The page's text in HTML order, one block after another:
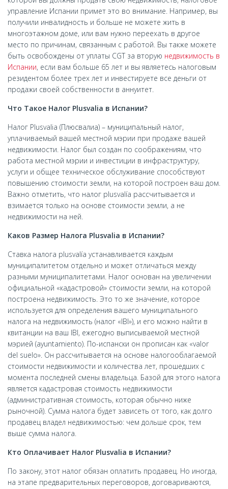
управление Испании примет это во внимание. Например, вы
получили инвалидность и больше не можете жить в
многоэтажном доме, или вам нужно переехать в другое
место по причинам, связанным с работой. Вы также можете
быть освобождены от уплаты CGT за вторую недвижимость в
Испании, если вам больше 65 лет и вы являетесь налоговым
резидентом более трех лет и инвестируете все деньги от
продажи своей собственности в аннуитет.
Что Такое Налог Plusvalia в Испании?
Налог Plusvalia (Плюсвалиа) – муниципальный налог,
уплачиваемый вашей местной мэрии при продаже вашей
недвижимости. Налог был создан по соображениям, что
работа местной мэрии и инвестиции в инфраструктуру,
услуги и общее техническое обслуживание способствуют
повышению стоимости земли, на которой построен ваш дом.
Важно отметить, что налог plusvalía рассчитывается и
взимается только на основе стоимости земли, а не
недвижимости на ней.
Каков Размер Налога Plusvalia в Испании?
Ставка налога plusvalía устанавливается каждым
муниципалитетом отдельно и может отличаться между
разными муниципалитетами. Налог основан на увеличении
официальной «кадастровой» стоимости земли, на которой
построена недвижимость. Это то же значение, которое
используется для определения вашего муниципального
налога на недвижимость (налог «IBI»), и его можно найти в
квитанции на ваш IBI, ежегодно выписываемой местной
мэрией (ayuntamiento). По-испански он прописан как «valor
del suelo». Он рассчитывается на основе налогооблагаемой
стоимости недвижимости и количества лет, прошедших с
момента последней смены владельца. Базой для этого налога
является кадастровая стоимость недвижимости
(административная стоимость, которая обычно ниже
рыночной). Сумма налога будет зависеть от того, как долго
продавец владел недвижимостью: чем дольше срок, тем
выше сумма налога.
Кто Оплачивает Налог Plusvalia в Испании?
По закону, этот налог обязан оплатить продавец. Но иногда,
на этапе предварительных переговоров, договариваются,